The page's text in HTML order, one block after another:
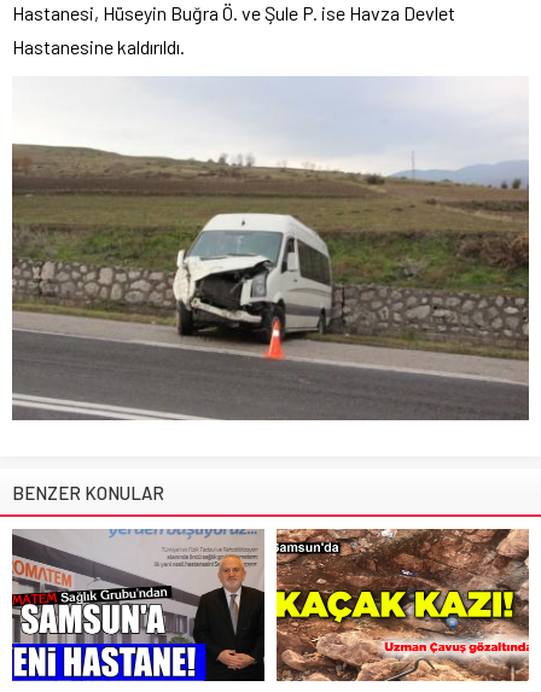
Hastanesi, Hüseyin Buğra Ö. ve Şule P. ise Havza Devlet
Hastanesine kaldırıldı.
BENZER KONULAR